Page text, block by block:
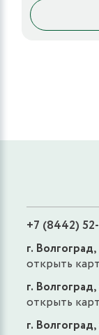
+7 (8442)
г.
открыть
г.
открыть
г.